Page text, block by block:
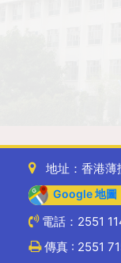
地址：香港薄
Google 地圖
電話：2551
傳真 : 2551